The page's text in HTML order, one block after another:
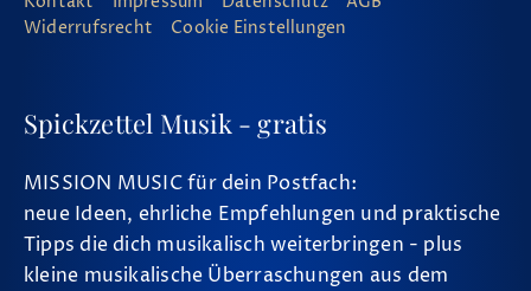
Widerrufsrecht
Cookie Einstellungen
Spickzettel Musik - gratis
MISSION MUSIC für dein Postfach:
neue Ideen, ehrliche Empfehlungen und praktische
Tipps die dich musikalisch weiterbringen - plus
kleine musikalische Überraschungen aus dem